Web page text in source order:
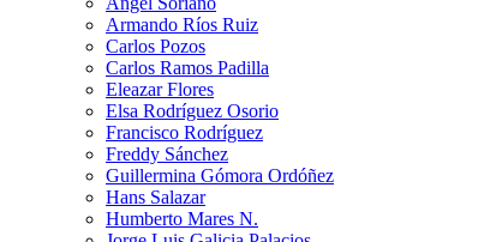
Armando Ríos Ruiz
Carlos Pozos
Carlos Ramos Padilla
Eleazar Flores
Elsa Rodríguez Osorio
Francisco Rodríguez
Freddy Sánchez
Guillermina Gómora Ordóñez
Hans Salazar
Humberto Mares N.